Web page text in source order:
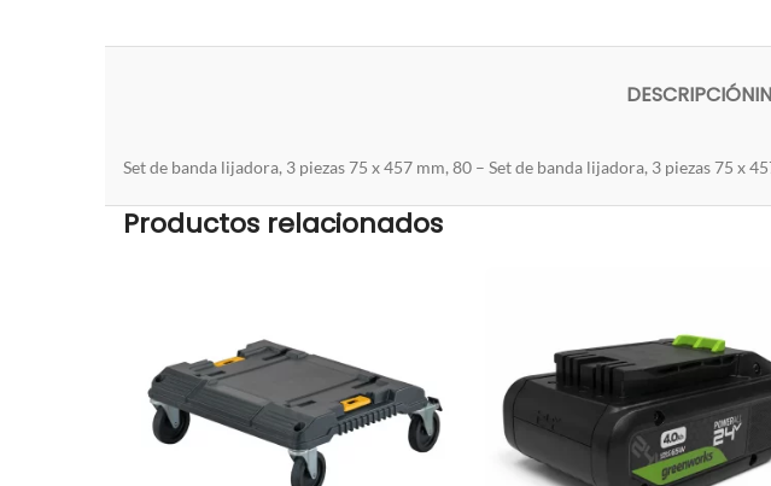
DESCRIPCIÓN
Set de banda lijadora, 3 piezas 75 x 457 mm, 80 – Set de banda lijadora, 3 piezas 75 x
Productos relacionados